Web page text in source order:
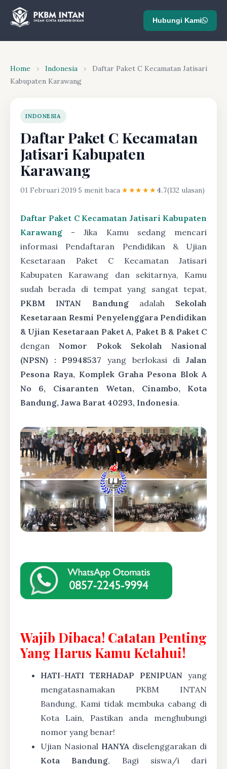
Hubungi Kami
Home › Indonesia ›
Daftar Paket C Kecamatan Jatisari
Kabupaten Karawang
INDONESIA
Daftar Paket C Kecamatan
Jatisari Kabupaten
Karawang
01 Februari 2019·5 menit baca·★★★★★4.7(132 ulasan)
Daftar Paket C Kecamatan Jatisari Kabupaten
Karawang - Jika Kamu sedang mencari
informasi Pendaftaran Pendidikan & Ujian
Kesetaraan Paket C Kecamatan Jatisari
Kabupaten Karawang dan sekitarnya, Kamu
sudah berada di tempat yang sangat tepat,
PKBM INTAN Bandungadalah Sekolah
Kesetaraan Resmi Penyelenggara Pendidikan
& Ujian Kesetaraan Paket A, Paket B & Paket C
denganNomor Pokok Sekolah Nasional
(NPSN) : P9948537 yang berlokasi diJalan
Pesona Raya, Komplek Graha Pesona Blok A
No 6, Cisaranten Wetan, Cinambo, Kota
Bandung, Jawa Barat 40293, Indonesia.
Wajib Dibaca! Catatan Penting
Yang Harus Kamu Ketahui!
HATI-HATI TERHADAP PENIPUAN yang
mengatasnamakan PKBM INTAN
Bandung, Kami tidak membuka cabang di
Kota Lain, Pastikan anda menghubungi
nomor yang benar!
Ujian Nasional HANYA diselenggarakan di
Kota Bandung, Bagi siswa/i dari